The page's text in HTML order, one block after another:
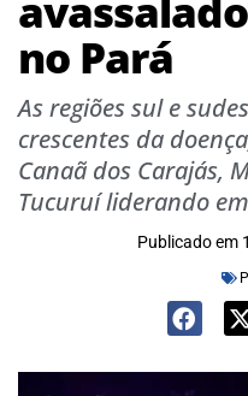
no Pará
As regiões sul e
crescentes da
Canaã dos Carajás,
Tucuruí liderando
Publicado em